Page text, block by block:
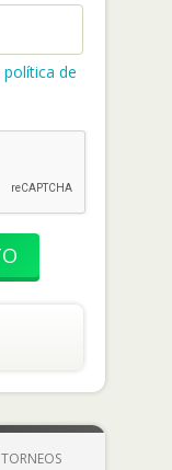
política de
TORNEOS